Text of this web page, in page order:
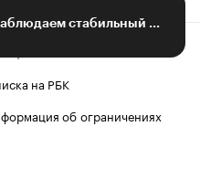
на РБК
об ограничениях